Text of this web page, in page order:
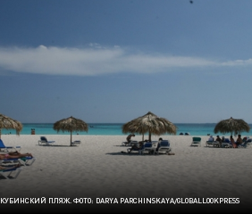
КУБИНСКИЙ ПЛЯЖ. ФОТО: DARYA PARCHINSKAYA/GLOBALLOOKPRESS